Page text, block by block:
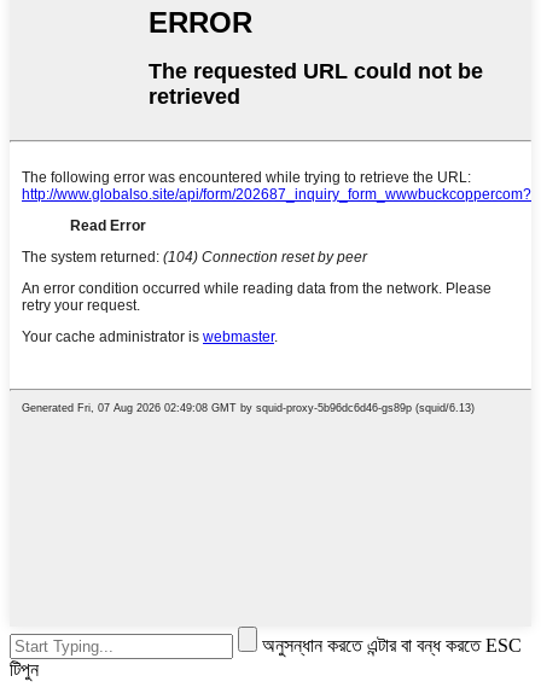
অনুসন্ধান করতে এন্টার বা বন্ধ করতে ESC
টিপুন